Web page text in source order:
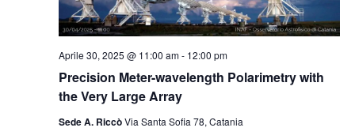
Precision Meter-wavelength Polarimetry with
the Very Large Array
Aprile 30, 2025 @ 11:00 am- 12:00 pm
Sede A. RiccòVia Santa Sofia 78, Catania